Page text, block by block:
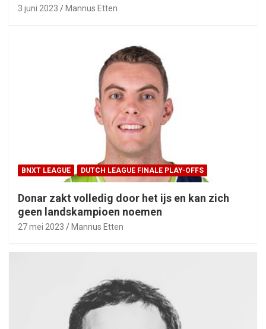
3 juni 2023 Mannus Etten
BNXT LEAGUE DUTCH LEAGUE FINALE PLAY-OFFS
Donar zakt volledig door het ijs en kan zich
geen landskampioen noemen
27 mei 2023 Mannus Etten